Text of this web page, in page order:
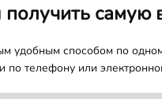
получить
удобным способом по
телефону или